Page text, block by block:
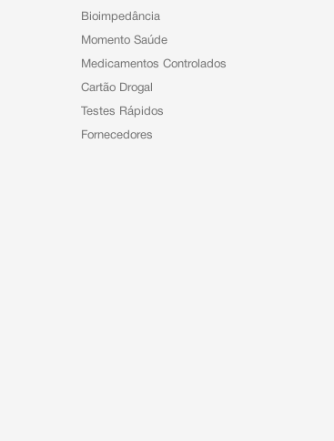
Bioimpedância
Momento Saúde
Medicamentos Controlados
Cartão Drogal
Testes Rápidos
Fornecedores